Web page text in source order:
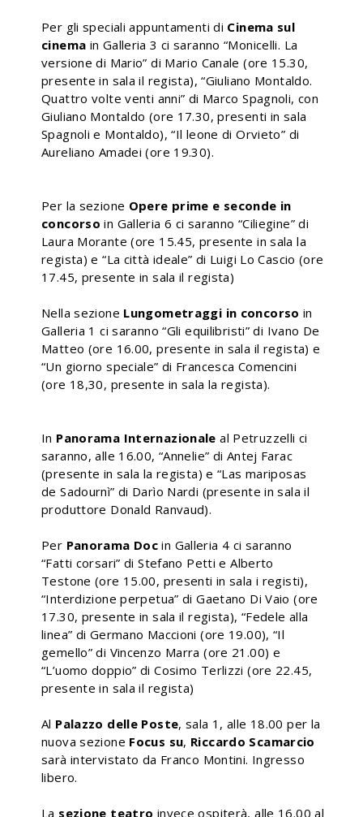
Per gli speciali appuntamenti di Cinema sul
cinema in Galleria 3 ci saranno “Monicelli. La
versione di Mario” di Mario Canale (ore 15.30,
presente in sala il regista), “Giuliano Montaldo.
Quattro volte venti anni” di Marco Spagnoli, con
Giuliano Montaldo (ore 17.30, presenti in sala
Spagnoli e Montaldo), “Il leone di Orvieto” di
Aureliano Amadei (ore 19.30).
Per la sezione Opere prime e seconde in
concorsoin Galleria 6 ci saranno “Ciliegine” di
Laura Morante (ore 15.45, presente in sala la
regista) e “La città ideale” di Luigi Lo Cascio (ore
17.45, presente in sala il regista)
Nella sezione Lungometraggi in concorso in
Galleria 1 ci saranno “Gli equilibristi” di Ivano De
Matteo (ore 16.00, presente in sala il regista) e
“Un giorno speciale” di Francesca Comencini
(ore 18,30, presente in sala la regista).
In Panorama Internazionaleal Petruzzelli ci
saranno, alle 16.00, “Annelie” di Antej Farac
(presente in sala la regista) e “Las mariposas
de Sadournì” di Darìo Nardi (presente in sala il
produttore Donald Ranvaud).
Per Panorama Docin Galleria 4 ci saranno
“Fatti corsari” di Stefano Petti e Alberto
Testone (ore 15.00, presenti in sala i registi),
“Interdizione perpetua” di Gaetano Di Vaio (ore
17.30, presente in sala il regista), “Fedele alla
linea” di Germano Maccioni (ore 19.00), “Il
gemello” di Vincenzo Marra (ore 21.00) e
“L’uomo doppio” di Cosimo Terlizzi (ore 22.45,
presente in sala il regista)
Al Palazzo delle Poste, sala 1, alle 18.00 per la
nuova sezione Focus su, Riccardo Scamarcio
sarà intervistato da Franco Montini. Ingresso
libero.
La sezione teatro invece ospiterà, alle 16.00 al